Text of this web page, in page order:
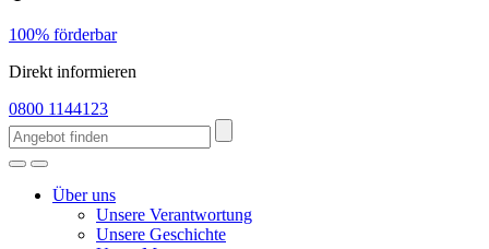
100% förderbar
Direkt informieren
0800 1144123
Über uns
Unsere Verantwortung
Unsere Geschichte